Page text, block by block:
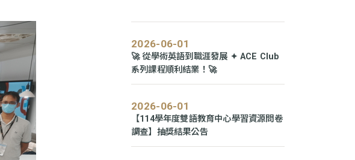
2026-06-01
🚀 從學術英語到職涯發展 ✦ ACE Club
系列課程順利結業！🚀
2026-06-01
【114學年度雙語教育中心學習資源問卷
調查】抽獎結果公告